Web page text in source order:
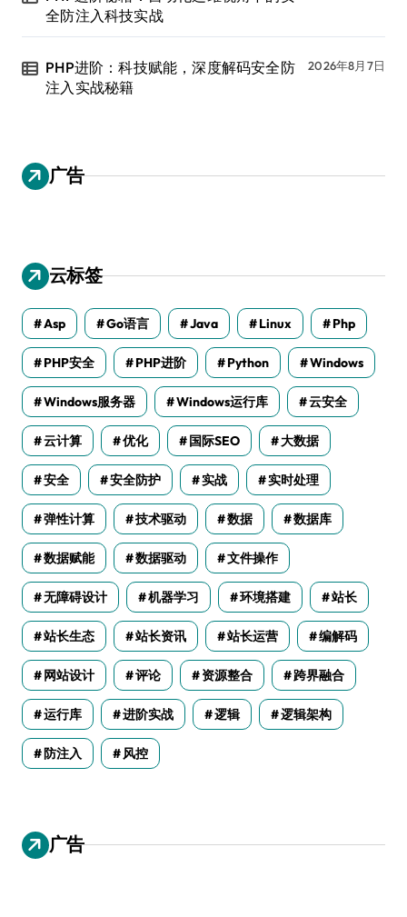
全防注入科技实战
PHP进阶：科技赋能，深度解码安全防
注入实战秘籍
2026年8月7日
广告
云标签
Asp Go语言 Java Linux Php
PHP安全 PHP进阶 Python Windows
Windows服务器 Windows运行库 云安全
云计算 优化 国际SEO 大数据
安全 安全防护 实战 实时处理
弹性计算 技术驱动 数据 数据库
数据赋能 数据驱动 文件操作
无障碍设计 机器学习 环境搭建 站长
站长生态 站长资讯 站长运营 编解码
网站设计 评论 资源整合 跨界融合
运行库 进阶实战 逻辑 逻辑架构
防注入 风控
广告